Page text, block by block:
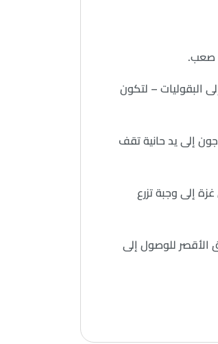
صعب.
البقوليات – لتكون
إلى يد حانية تقف
إلى وجبة تزرع
الأقصر للوصول إلى